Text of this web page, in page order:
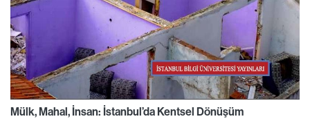
Mülk, Mahal, İnsan: İstanbul’da Kentsel Dönüşüm